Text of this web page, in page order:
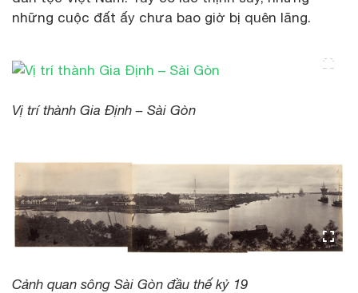
những cuộc đất ấy chưa bao giờ bị quên lãng.
Vị trí thành Gia Định – Sài Gòn
Cảnh quan sông Sài Gòn đầu thế kỷ 19